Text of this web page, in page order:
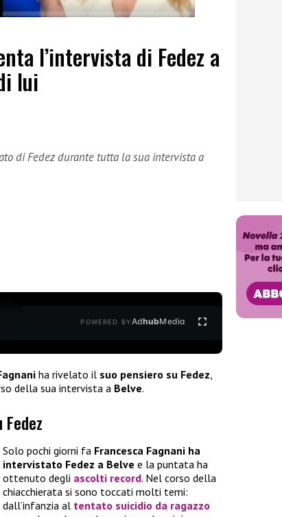
l’intervista di Fedez a
lui
di Fedez durante tutta la sua intervista a
POWERED BYAdhubMedia
ha rivelato il suo pensiero su Fedez
della sua intervista a Belve.
Solo pochi giorni fa Francesca Fagnani ha
intervistato Fedez a Belve e la puntata ha
ottenuto degli ascolti record. Nel corso della
chiacchierata si sono toccati molti temi:
dall’infanzia al tentato suicidio da ragazzo